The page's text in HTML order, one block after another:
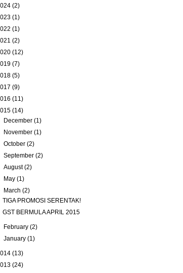
(2)
(1)
(1)
(2)
(12)
(7)
(5)
(9)
(11)
(14)
December(1)
November(1)
October(2)
September(2)
August(2)
May(1)
March(2)
TIGA PROMOSI SERENTAK!
GST BERMULA APRIL 2015
February(2)
January(1)
(13)
(24)